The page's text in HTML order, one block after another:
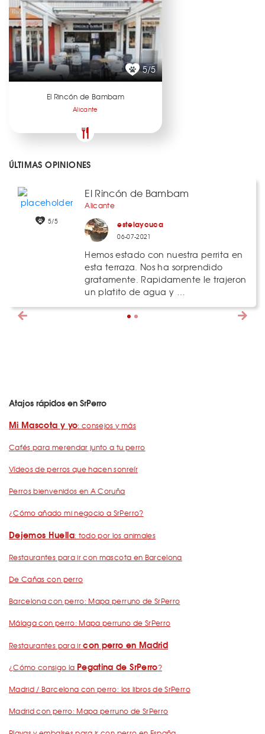
5/5
El Rincón de Bambam
Alicante
ÚLTIMAS OPINIONES
5/5
El Rincón de Bambam
Alicante
estelaycuca
06-07-2021
Hemos estado con nuestra perrita en
esta terraza. Nos ha sorprendido
gratamente. Rapidamente le trajeron
un platito de agua y …
Atajos rápidos en SrPerro
Mi Mascota y yo: consejos y más
Cafés para merendar junto a tu perro
Vídeos de perros que hacen sonreír
Perros bienvenidos en A Coruña
¿Cómo añado mi negocio a SrPerro?
Dejemos Huella: todo por los animales
Restaurantes para ir con mascota en Barcelona
De Cañas con perro
Barcelona con perro: Mapa perruno de SrPerro
Málaga con perro: Mapa perruno de SrPerro
Restaurantes para ircon perro en Madrid
¿Cómo consigo la Pegatina de SrPerro?
Madrid / Barcelona con perro: los libros de SrPerro
Madrid con perro: Mapa perruno de SrPerro